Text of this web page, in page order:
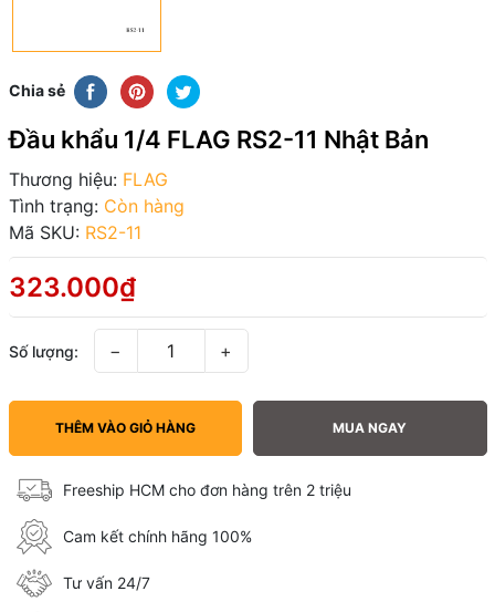
Chia sẻ
Đầu khẩu 1/4 FLAG RS2-11 Nhật Bản
Thương hiệu: FLAG
Tình trạng: Còn hàng
Mã SKU: RS2-11
323.000₫
Số lượng: − +
THÊM VÀO GIỎ HÀNG MUA NGAY
Freeship HCM cho đơn hàng trên 2 triệu
Cam kết chính hãng 100%
Tư vấn 24/7